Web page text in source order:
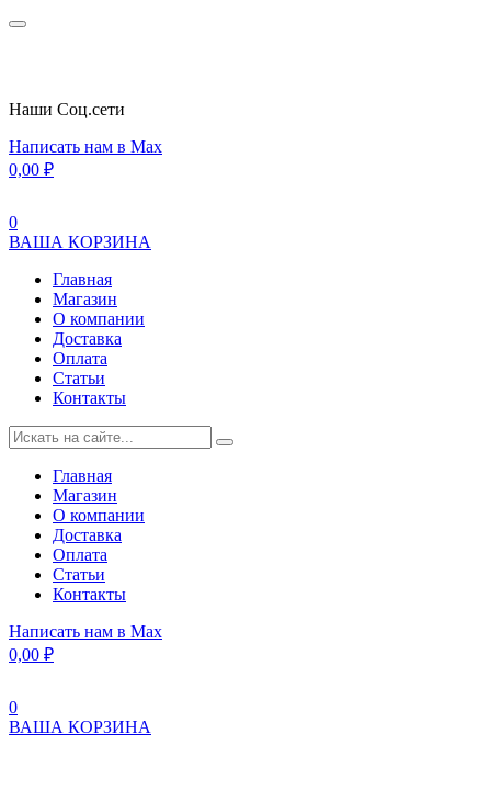
Наши Cоц.сети
Написать нам в Max
0,00 ₽
0
ВАША КОРЗИНА
Главная
Магазин
О компании
Доставка
Оплата
Статьи
Контакты
Главная
Магазин
О компании
Доставка
Оплата
Статьи
Контакты
Написать нам в Max
0,00 ₽
0
ВАША КОРЗИНА